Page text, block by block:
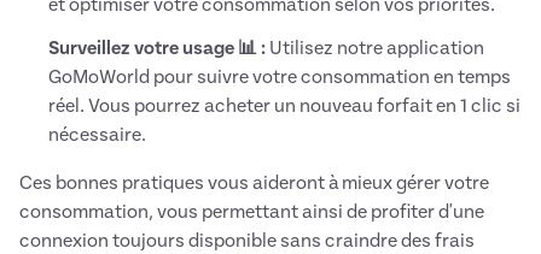
et optimiser votre consommation selon vos priorités.
Surveillez votre usage 📊 : Utilisez notre application
GoMoWorld pour suivre votre consommation en temps
réel. Vous pourrez acheter un nouveau forfait en 1 clic si
nécessaire.
Ces bonnes pratiques vous aideront à mieux gérer votre
consommation, vous permettant ainsi de profiter d'une
connexion toujours disponible sans craindre des frais